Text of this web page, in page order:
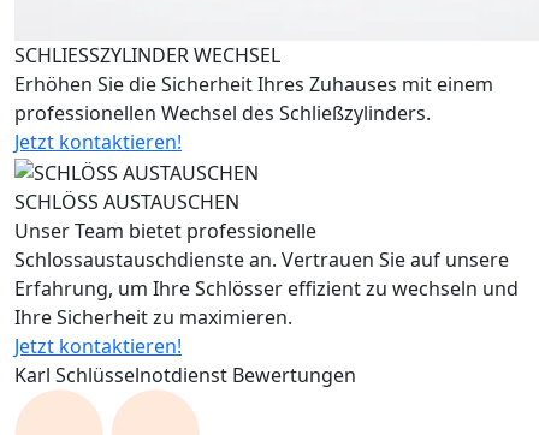
SCHLIESSZYLINDER WECHSEL
Erhöhen Sie die Sicherheit Ihres Zuhauses mit einem
professionellen Wechsel des Schließzylinders.
Jetzt kontaktieren!
SCHLÖSS AUSTAUSCHEN
Unser Team bietet professionelle
Schlossaustauschdienste an. Vertrauen Sie auf unsere
Erfahrung, um Ihre Schlösser effizient zu wechseln und
Ihre Sicherheit zu maximieren.
Jetzt kontaktieren!
Karl Schlüsselnotdienst Bewertungen